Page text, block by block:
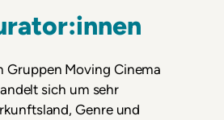
Gruppen Moving Cinema
sich um sehr
Genre und